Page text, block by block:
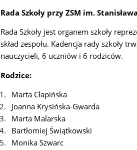
Rada Szkoły przy ZSM im.
Rada Szkoły jest organem szkoły
skład zespołu. Kadencja rady szkoły
nauczycieli, 6 uczniów i 6 rodziców.
Rodzice:
Marta Cłapińska
Joanna Krysińska-Gwarda
Marta Malarska
Bartłomiej Świątkowski
Monika Szwarc